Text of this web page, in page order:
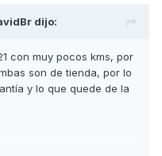
dijo:
con muy pocos kms, por
son de tienda, por lo
y lo que quede de la